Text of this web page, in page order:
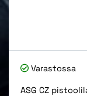
Varastossa
ASG CZ